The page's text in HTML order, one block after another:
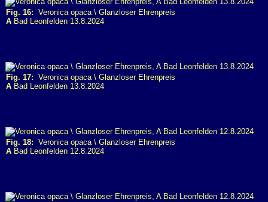
Fig. 16: Veronica opaca \ Glanzloser Ehrenpreis
A Bad Leonfelden 13.8.2024
Fig. 17: Veronica opaca \ Glanzloser Ehrenpreis
A Bad Leonfelden 13.8.2024
Fig. 18: Veronica opaca \ Glanzloser Ehrenpreis
A Bad Leonfelden 12.8.2024